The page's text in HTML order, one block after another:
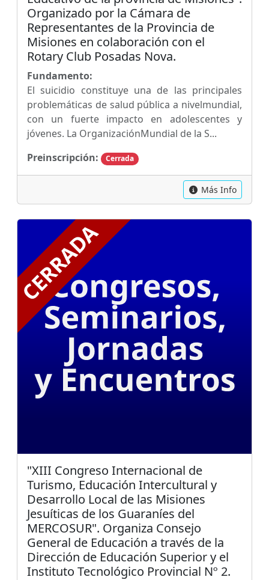
Organizado por la Cámara de
Representantes de la Provincia de
Misiones en colaboración con el
Rotary Club Posadas Nova.
Fundamento:
El suicidio constituye una de las principales
problemáticas de salud pública a nivelmundial,
con un fuerte impacto en adolescentes y
jóvenes. La OrganizaciónMundial de la S...
Preinscripción:
Cerrada
Más Info
"XIII Congreso Internacional de
Turismo, Educación Intercultural y
Desarrollo Local de las Misiones
Jesuíticas de los Guaraníes del
MERCOSUR". Organiza Consejo
General de Educación a través de la
Dirección de Educación Superior y el
Instituto Tecnológico Provincial Nº 2.